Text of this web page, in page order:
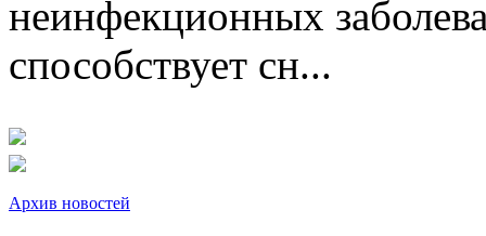
неинфекционных
способствует сн...
Архив новостей